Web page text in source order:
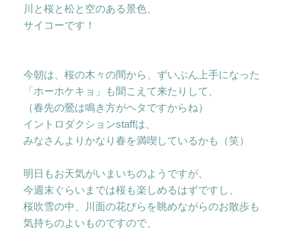
川と桜と松と空のある景色、
サイコーです！
今朝は、桜の木々の間から、ずいぶん上手になった
「ホーホケキョ」も聞こえて来たりして、
（春先の鶯は鳴き方がヘタですからね）
イントロダクションstaffは、
みなさんよりかなり春を満喫しているかも（笑）
明日もお天気がいまいちのようですが、
今週末ぐらいまでは桜も楽しめるはずですし、
桜吹雪の中、川面の花びらを眺めながらのお散歩も
気持ちのよいものですので、